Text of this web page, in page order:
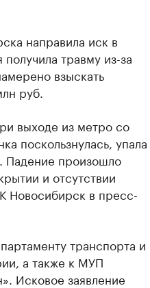
направила иск в
травму из-за
взыскать
руб.
выходе из метро со
поскользнулась, упала
Падение произошло
и отсутствии
Новосибирск в пресс-
транспорта и
а также к МУП
Исковое заявление